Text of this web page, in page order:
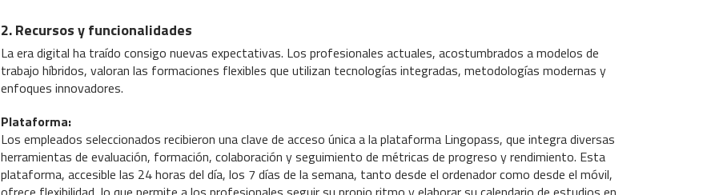
2. Recursos y funcionalidades
La era digital ha traído consigo nuevas expectativas. Los profesionales actuales, acostumbrados a modelos de
trabajo híbridos, valoran las formaciones flexibles que utilizan tecnologías integradas, metodologías modernas y
enfoques innovadores.
Plataforma:
Los empleados seleccionados recibieron una clave de acceso única a la plataforma Lingopass, que integra diversas
herramientas de evaluación, formación, colaboración y seguimiento de métricas de progreso y rendimiento. Esta
plataforma, accesible las 24 horas del día, los 7 días de la semana, tanto desde el ordenador como desde el móvil,